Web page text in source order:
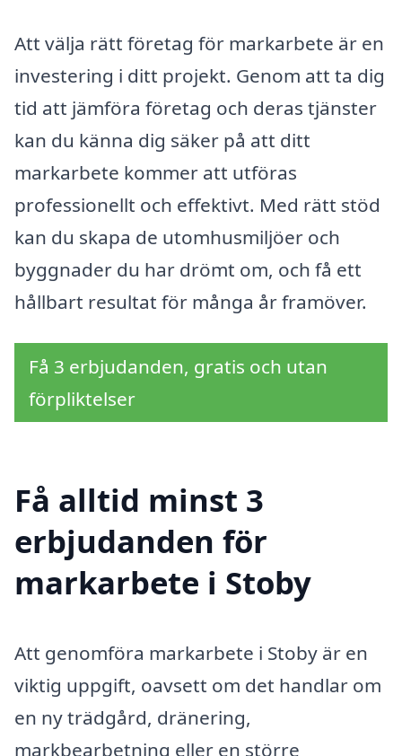
Att välja rätt företag för markarbete är en
investering i ditt projekt. Genom att ta dig
tid att jämföra företag och deras tjänster
kan du känna dig säker på att ditt
markarbete kommer att utföras
professionellt och effektivt. Med rätt stöd
kan du skapa de utomhusmiljöer och
byggnader du har drömt om, och få ett
hållbart resultat för många år framöver.
Få 3 erbjudanden, gratis och utan
förpliktelser
Få alltid minst 3
erbjudanden för
markarbete i Stoby
Att genomföra markarbete i Stoby är en
viktig uppgift, oavsett om det handlar om
en ny trädgård, dränering,
markbearbetning eller en större